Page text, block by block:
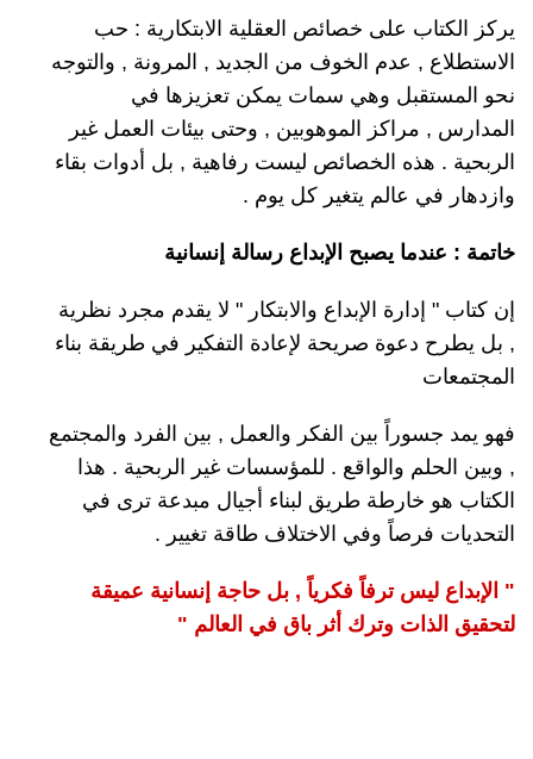
يركز الكتاب على خصائص العقلية الابتكارية : حب
الاستطلاع , عدم الخوف من الجديد , المرونة , والتوجه
نحو المستقبل وهي سمات يمكن تعزيزها في
المدارس , مراكز الموهوبين , وحتى بيئات العمل غير
الربحية . هذه الخصائص ليست رفاهية , بل أدوات بقاء
وازدهار في عالم يتغير كل يوم .
خاتمة : عندما يصبح الإبداع رسالة إنسانية
إن كتاب " إدارة الإبداع والابتكار " لا يقدم مجرد نظرية
, بل يطرح دعوة صريحة لإعادة التفكير في طريقة بناء
المجتمعات
فهو يمد جسوراً بين الفكر والعمل , بين الفرد والمجتمع
, وبين الحلم والواقع . للمؤسسات غير الربحية . هذا
الكتاب هو خارطة طريق لبناء أجيال مبدعة ترى في
التحديات فرصاً وفي الاختلاف طاقة تغيير .
" الإبداع ليس ترفاً فكرياً , بل حاجة إنسانية عميقة
لتحقيق الذات وترك أثر باق في العالم "